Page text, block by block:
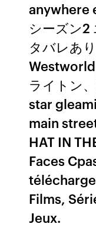
anywhere
シーズン2
タバレあ
ライトン
star
main
HAT IN
Faces
Films,
Jeux.